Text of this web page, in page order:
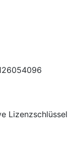
Lizenzschlüssel